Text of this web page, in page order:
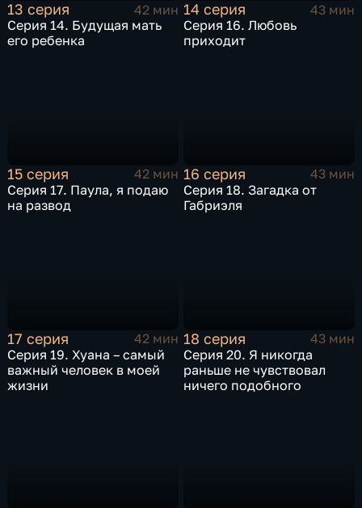
13 серия
42 мин
Серия 14. Будущая мать
его ребенка
14 серия
43 мин
Серия 16. Любовь
приходит
15 серия
42 мин
Серия 17. Паула, я подаю
на развод
16 серия
43 мин
Серия 18. Загадка от
Габриэля
17 серия
42 мин
Серия 19. Хуана – самый
важный человек в моей
жизни
18 серия
43 мин
Серия 20. Я никогда
раньше не чувствовал
ничего подобного